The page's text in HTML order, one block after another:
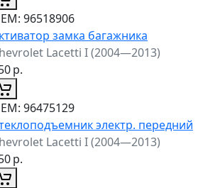
96518906
замка багажника
Lacetti I (2004—2013)
р.
96475129
электр. передний
Lacetti I (2004—2013)
р.